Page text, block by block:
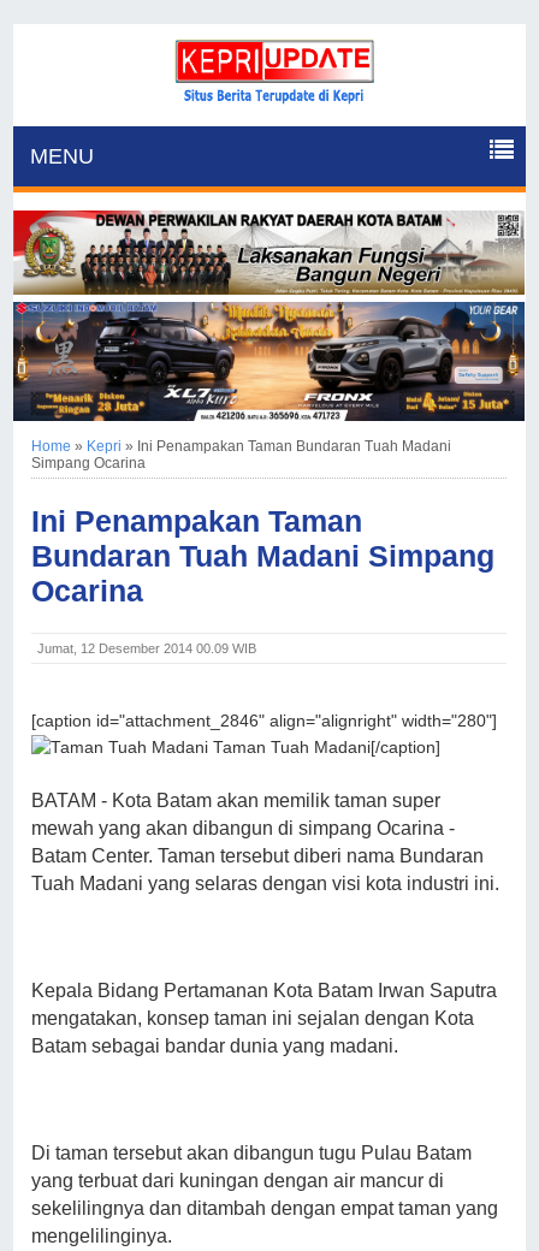
MENU
Home » Kepri » Ini Penampakan Taman Bundaran Tuah Madani
Simpang Ocarina
Ini Penampakan Taman
Bundaran Tuah Madani Simpang
Ocarina
Jumat, 12 Desember 2014 00.09 WIB
[caption id="attachment_2846" align="alignright" width="280"]
Taman Tuah Madani[/caption]
BATAM - Kota Batam akan memilik taman super
mewah yang akan dibangun di simpang Ocarina -
Batam Center. Taman tersebut diberi nama Bundaran
Tuah Madani yang selaras dengan visi kota industri ini.
Kepala Bidang Pertamanan Kota Batam Irwan Saputra
mengatakan, konsep taman ini sejalan dengan Kota
Batam sebagai bandar dunia yang madani.
Di taman tersebut akan dibangun tugu Pulau Batam
yang terbuat dari kuningan dengan air mancur di
sekelilingnya dan ditambah dengan empat taman yang
mengelilinginya.